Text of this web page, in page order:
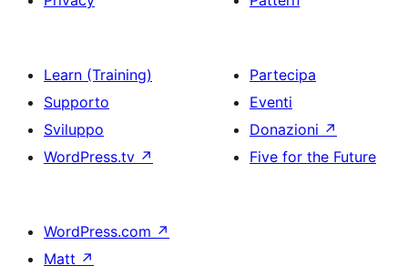
Learn (Training)
Supporto
Sviluppo
WordPress.tv ↗
Partecipa
Eventi
Donazioni ↗
Five for the Future
WordPress.com ↗
Matt ↗